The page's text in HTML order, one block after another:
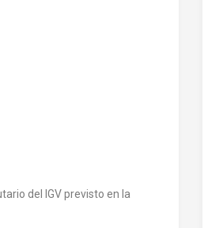
del IGV previsto en la